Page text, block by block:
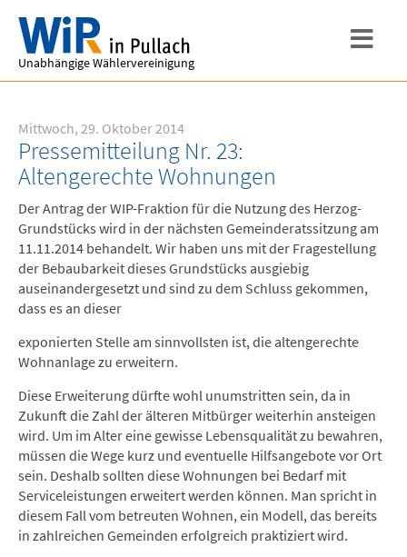
Unabhängige Wählervereinigung
Mittwoch, 29. Oktober 2014
Pressemitteilung Nr. 23:
Altengerechte Wohnungen
Der Antrag der WIP-Fraktion für die Nutzung des Herzog-
Grundstücks wird in der nächsten Gemeinderatssitzung am
11.11.2014 behandelt. Wir haben uns mit der Fragestellung
der Bebaubarkeit dieses Grundstücks ausgiebig
auseinandergesetzt und sind zu dem Schluss gekommen,
dass es an dieser
exponierten Stelle am sinnvollsten ist, die altengerechte
Wohnanlage zu erweitern.
Diese Erweiterung dürfte wohl unumstritten sein, da in
Zukunft die Zahl der älteren Mitbürger weiterhin ansteigen
wird. Um im Alter eine gewisse Lebensqualität zu bewahren,
müssen die Wege kurz und eventuelle Hilfsangebote vor Ort
sein. Deshalb sollten diese Wohnungen bei Bedarf mit
Serviceleistungen erweitert werden können. Man spricht in
diesem Fall vom betreuten Wohnen, ein Modell, das bereits
in zahlreichen Gemeinden erfolgreich praktiziert wird.